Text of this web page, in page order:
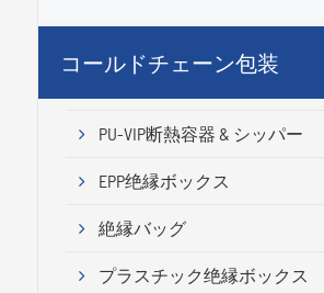
コールドチェーン包装
PU-VIP断熱容器 & シッパー
EPP绝縁ボックス
絶縁バッグ
プラスチック绝縁ボックス